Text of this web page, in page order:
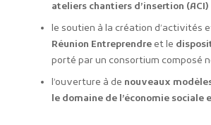
ateliers chantiers d’insertion (ACI)
le soutien à la création d’activités
Réunion Entreprendreet le
porté par un consortium composé
l’ouverture à de nouveaux
le domaine de l’économie sociale